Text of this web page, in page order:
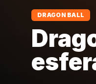
DRAGON BALL